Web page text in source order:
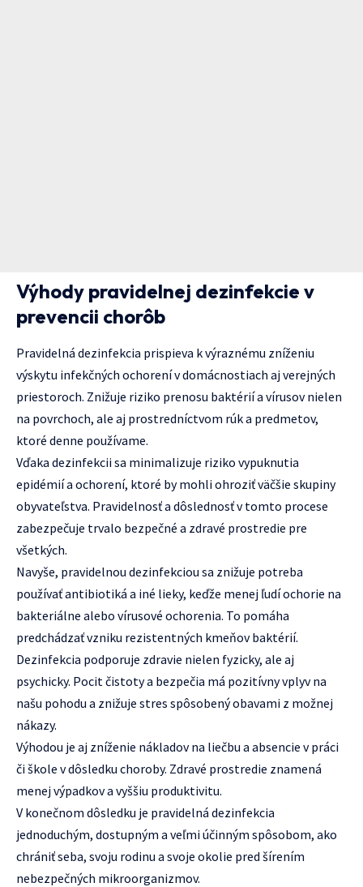
Výhody pravidelnej dezinfekcie v
prevencii chorôb
Pravidelná dezinfekcia prispieva k výraznému zníženiu
výskytu infekčných ochorení v domácnostiach aj verejných
priestoroch. Znižuje riziko prenosu baktérií a vírusov nielen
na povrchoch, ale aj prostredníctvom rúk a predmetov,
ktoré denne používame.
Vďaka dezinfekcii sa minimalizuje riziko vypuknutia
epidémií a ochorení, ktoré by mohli ohroziť väčšie skupiny
obyvateľstva. Pravidelnosť a dôslednosť v tomto procese
zabezpečuje trvalo bezpečné a zdravé prostredie pre
všetkých.
Navyše, pravidelnou dezinfekciou sa znižuje potreba
používať antibiotiká a iné lieky, keďže menej ľudí ochorie na
bakteriálne alebo vírusové ochorenia. To pomáha
predchádzať vzniku rezistentných kmeňov baktérií.
Dezinfekcia podporuje zdravie nielen fyzicky, ale aj
psychicky. Pocit čistoty a bezpečia má pozitívny vplyv na
našu pohodu a znižuje stres spôsobený obavami z možnej
nákazy.
Výhodou je aj zníženie nákladov na liečbu a absencie v práci
či škole v dôsledku choroby. Zdravé prostredie znamená
menej výpadkov a vyššiu produktivitu.
V konečnom dôsledku je pravidelná dezinfekcia
jednoduchým, dostupným a veľmi účinným spôsobom, ako
chrániť seba, svoju rodinu a svoje okolie pred šírením
nebezpečných mikroorganizmov.